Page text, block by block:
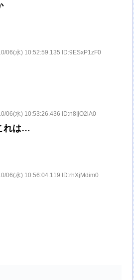
06(水) 10:52:59.135 ID:9ESxP1zF0
06(水) 10:53:26.436 ID:n8IjO2lA0
れは…
06(水) 10:56:04.119 ID:rhXjMdim0